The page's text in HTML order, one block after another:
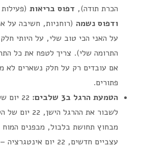
הכרת תודה), דפוס בריאות(פעילות
ודפוס נשמה (רוחניות, חשיבה על
על האני הכי טוב שלי, על היותי
התרומה שלי). צריך לטפח את כל
אם עובדים רק על חלק נשארים לא
פתורים.
הטמעת הרגל ב3 שלבים:
22
לשבור את ההרגל
מבחוץ תחושת בלבול, מבפנים המוח
עצביים חדשים, 22 יום